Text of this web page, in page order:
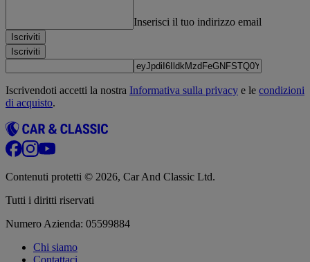
Inserisci il tuo indirizzo email
Iscriviti
Iscriviti
Iscrivendoti accetti la nostra Informativa sulla privacy e le condizioni
di acquisto.
Contenuti protetti © 2026, Car And Classic Ltd.
Tutti i diritti riservati
Numero Azienda: 05599884
Chi siamo